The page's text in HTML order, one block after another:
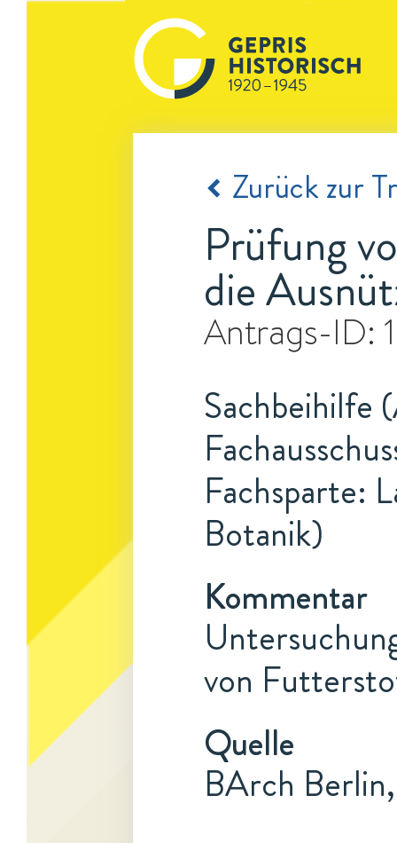
Zurück zur
Prüfung
die
Antrags-ID:
Sachbeihilfe
Fachsparte:
Botanik)
Kommentar
von
Quelle
BArch